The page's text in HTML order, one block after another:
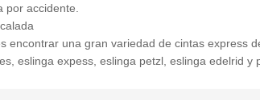
por accidente.
encontrar una gran variedad de cintas express
eslinga expess, eslinga petzl, eslinga edelrid y